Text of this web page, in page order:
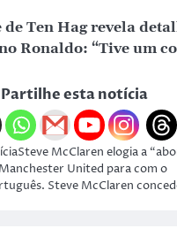
de Ten Hag revela
Ronaldo: “Tive um
Partilhe esta notícia
McClaren elogia a
United para com o
Steve McClaren